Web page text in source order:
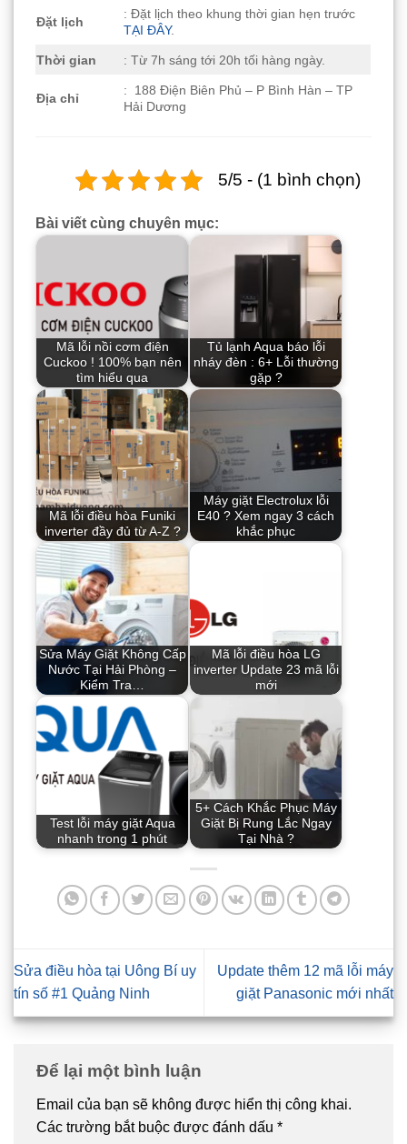
Đặt lịch
: Đặt lịch theo khung thời gian hẹn trước
TẠI ĐÂY.
Thời gian : Từ 7h sáng tới 20h tối hàng ngày.
Địa chỉ
: 188 Điện Biên Phủ – P Bình Hàn – TP
Hải Dương
5/5 - (1 bình chọn)
Bài viết cùng chuyên mục:
Mã lỗi nồi cơm điện
Cuckoo ! 100% bạn nên
tìm hiểu qua
Tủ lạnh Aqua báo lỗi
nháy đèn : 6+ Lỗi thường
gặp ?
Mã lỗi điều hòa Funiki
inverter đầy đủ từ A-Z ?
Máy giặt Electrolux lỗi
E40 ? Xem ngay 3 cách
khắc phục
Sửa Máy Giặt Không Cấp
Nước Tại Hải Phòng –
Kiểm Tra…
Mã lỗi điều hòa LG
inverter Update 23 mã lỗi
mới
Test lỗi máy giặt Aqua
nhanh trong 1 phút
5+ Cách Khắc Phục Máy
Giặt Bị Rung Lắc Ngay
Tại Nhà ?
Sửa điều hòa tại Uông Bí uy
tín số #1 Quảng Ninh
Update thêm 12 mã lỗi máy
giặt Panasonic mới nhất
Để lại một bình luận
Email của bạn sẽ không được hiển thị công khai.
Các trường bắt buộc được đánh dấu *